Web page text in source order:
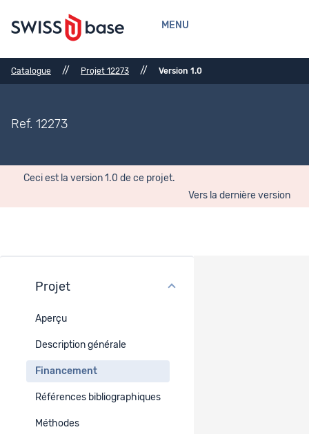
MENU
Catalogue // Projet 12273 // Version 1.0
Ref. 12273
Ceci est la version 1.0 de ce projet.
Vers la dernière version
Projet
Aperçu
Description générale
Financement
Références bibliographiques
Méthodes
Type de projet
Recherche mandatée
-
Financement